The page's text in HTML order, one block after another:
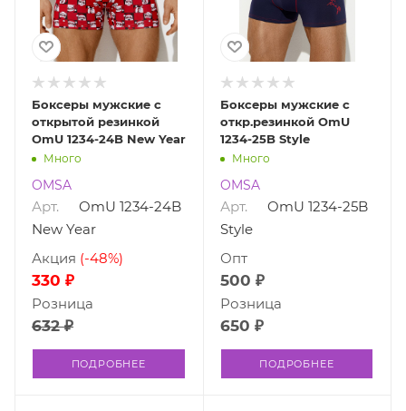
Боксеры мужские с
открытой резинкой
OmU 1234-24B New Year
Много
OMSA
Арт.
OmU 1234-24B
New Year
330 ₽
Акция (-48%)
632 ₽
Розница
ПОДРОБНЕЕ
Боксеры мужские с
откр.резинкой OmU
1234-25B Style
Много
OMSA
Арт.
OmU 1234-25B
Style
500 ₽
Опт
650 ₽
Розница
ПОДРОБНЕЕ